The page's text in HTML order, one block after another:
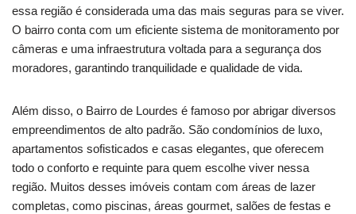
essa região é considerada uma das mais seguras para se viver.
O bairro conta com um eficiente sistema de monitoramento por
câmeras e uma infraestrutura voltada para a segurança dos
moradores, garantindo tranquilidade e qualidade de vida.
Além disso, o Bairro de Lourdes é famoso por abrigar diversos
empreendimentos de alto padrão. São condomínios de luxo,
apartamentos sofisticados e casas elegantes, que oferecem
todo o conforto e requinte para quem escolhe viver nessa
região. Muitos desses imóveis contam com áreas de lazer
completas, como piscinas, áreas gourmet, salões de festas e